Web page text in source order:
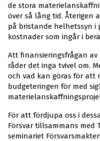
de stora
över så lång tid. Återigen
på bristande helhetssyn i
kostnader som ingår i
Att finansieringsfrågan
råder det inga tvivel om.
och vad kan göras för att
budgeteringen för med
För att fördjupa oss i
Försvar tillsammans med
seminariet